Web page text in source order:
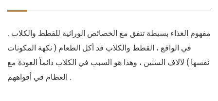
مفهوم الغذاء بسيطة تتفق مع الخصائص الوراثية للقطط والكلاب .
في الواقع ، القطط والكلاب قد أكل الطعام ( نكهة المكونات
نفسها ) لآلاف السنين ، وهذا هو السبب في الكلاب دائماً العودة مع
العظام في أفواههم .